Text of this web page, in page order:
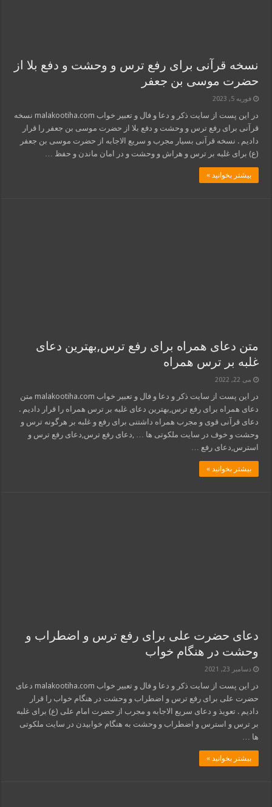
نسخه قرآنی برای رفع ترس و وحشت و دفع بلا از
حضرت موسی بن جعفر
فوریه 5, 2023
در این پست از سایت ذکر و دعا و فال و تعبیر خواب malakootiha.com نسخه
قرآنی برای رفع ترس و وحشت و دفع بلا از حضرت موسی بن جعفر را قرار
دادیم . نسخه قرآنی بسیار مجرب و سریع الاجابه از حضرت موسی بن جعفر
(ع) برای غلبه بر ترس و هراش و وحشت و در امان ماندن و حفظ …
بیشتر بخوانید »
متن دعای همراه برای رفع ترس,بهترین دعای
غلبه بر ترس همراه
می 22, 2022
در این پست از سایت ذکر و دعا و فال و تعبیر خواب malakootiha.com متن
دعای همراه برای رفع ترس,بهترین دعای غلبه بر ترس همراه را قرار دادیم .
دعای قرآنی قوی و مجرب همراه داشتنی برای رفع و غلبه بر هرگونه ترس و
وحشت و خوف در سایت ملکوتی ها … ,دعای رفع ترس,دعای رفع ترس و
استرس,دعای رفع …
بیشتر بخوانید »
دعای حضرت علی برای رفع ترس و اضطراب و
وحشت در هنگام خواب
دسامبر 23, 2021
در این پست از سایت ذکر و دعا و فال و تعبیر خواب malakootiha.com دعای
حضرت علی برای رفع ترس و اضطراب و وحشت در هنگام خواب را قرار
دادیم . تعویذ و دعای سریع الاجابه و مجرب از حضرت امام علی (ع) برای غلبه
بر ترس و استرس و اضطراب و وحشت به هنگام خوابیدن در سایت ملکوتی
ها …
بیشتر بخوانید »